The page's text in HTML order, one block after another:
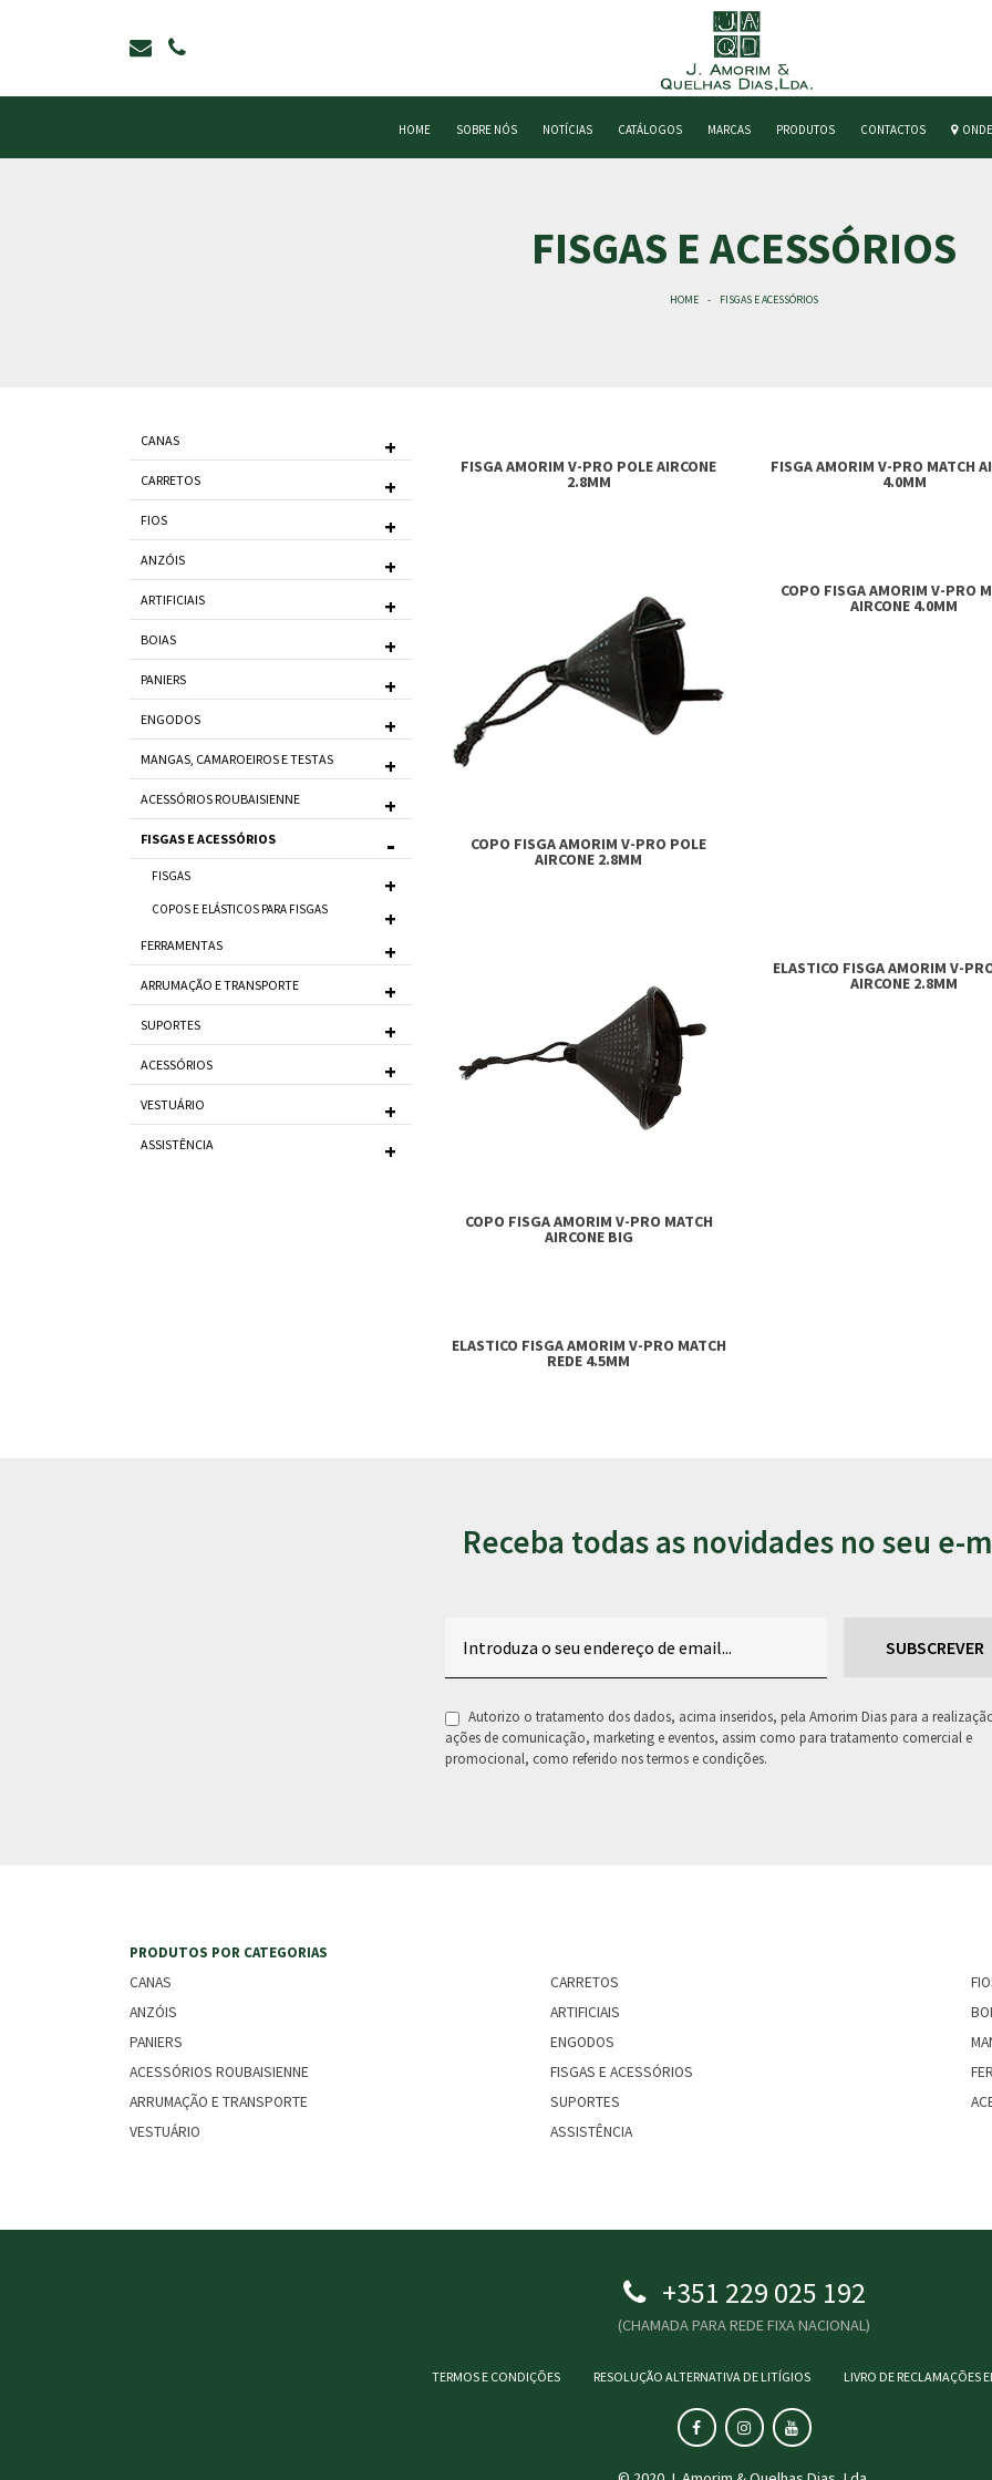
HOME SOBRE NÓS NOTÍCIAS CATÁLOGOS MARCAS PRODUTOS CONTACTOS ONDE
FISGAS E ACESSÓRIOS
HOME FISGAS E ACESSÓRIOS
CANAS
CARRETOS
FIOS
ANZÓIS
ARTIFICIAIS
BOIAS
PANIERS
ENGODOS
MANGAS, CAMAROEIROS E TESTAS
ACESSÓRIOS ROUBAISIENNE
FISGAS E ACESSÓRIOS
FISGAS
COPOS E ELÁSTICOS PARA FISGAS
FERRAMENTAS
ARRUMAÇÃO E TRANSPORTE
SUPORTES
ACESSÓRIOS
VESTUÁRIO
ASSISTÊNCIA
FISGA AMORIM V-PRO POLE AIRCONE
2.8MM
FISGA AMORIM V-PRO MATCH
4.0MM
COPO FISGA AMORIM V-PRO POLE
AIRCONE 2.8MM
COPO FISGA AMORIM V-PRO
AIRCONE 4.0MM
COPO FISGA AMORIM V-PRO MATCH
AIRCONE BIG
ELASTICO FISGA AMORIM V-
AIRCONE 2.8MM
ELASTICO FISGA AMORIM V-PRO MATCH
REDE 4.5MM
Receba todas as novidades no seu e-
RGPDAutorizo o tratamento dos dados, acima inseridos, pela Amorim Dias para a
ações de comunicação, marketing e eventos, assim como para tratamento comercial e
promocional, como referido nos termos e condições.
PRODUTOS POR CATEGORIAS
CANAS
CARRETOS
ANZÓIS
ARTIFICIAIS
PANIERS
ENGODOS
ACESSÓRIOS ROUBAISIENNE
FISGAS E ACESSÓRIOS
ARRUMAÇÃO E TRANSPORTE
SUPORTES
VESTUÁRIO
ASSISTÊNCIA
+351 229 025 192
(CHAMADA PARA REDE FIXA NACIONAL)
TERMOS E CONDIÇÕES RESOLUÇÃO ALTERNATIVA DE LITÍGIOS LIVRO DE RECLAMAÇÕES